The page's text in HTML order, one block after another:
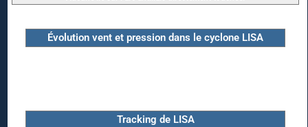
Évolution vent et pression dans le cyclone LISA
Tracking de LISA